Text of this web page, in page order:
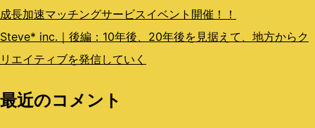
成長加速マッチングサービスイベント開催！！
Steve* inc.｜後編：10年後、20年後を見据えて、地方からク
リエイティブを発信していく
最近のコメント